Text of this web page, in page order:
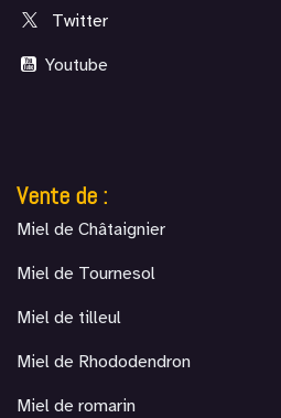
Twitter
Youtube
Vente de :
Miel de Châtaignier
Miel de Tournesol
Miel de tilleul
Miel de Rhododendron
Miel de romarin